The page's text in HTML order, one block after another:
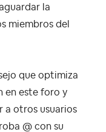
la
miembros del
que optimiza
en este foro y
a otros usuarios
@ con su